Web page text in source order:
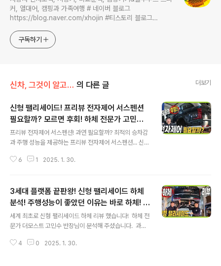
커, 열대어, 캠핑과 가족여행 # 네이버 블로그
https://blog.naver.com/xhojin #티스토리 블로그
https://www.youtube.com/c/연못구름 콜라보 문의는
xhojin@naver.com 으로 주시면 신속하게 답변 드리겠습니
구독하기
신차, 그것이 알고 싶다 의 다른 글 더보기
신형 팰리세이드! 프리뷰 전자제어 서스펜션
필요할까? 모르면 후회! 하체 전문가 고민수
반장 #자세제어 #에어서스펜션 #주파수감응
형
프리뷰 전자제어 서스펜션! 과연 필요할까? 최적의 승차감
과 주행 성능을 제공하는 프리뷰 전자제어 서스펜션... 신형
문의가 많습니다.고급차라면 선택하는 것을 채널에서는 추
bsp;"> 많은 분들이 에어 서스펜션과 비교를 하는데..
차이점도 영상으로 확인해 보세요! 특히 전자제어 서스펜
션은 4개 서스펜션을 독립적으로 제어할 수 있기 때문에..
코너링이나 롤링과 피칭을 줄일 수 있는 기능입니다. 프
다.&nbsp;&nbsp;"> 하체 전문가 더모트스 고민수
6 1 2025. 1. 30.
3세대 플랫폼 끝판왕! 신형 팰리세이드 하체
분석! 주행성능이 좋았던 이유는 바로 하체! #
palisade #대형SUV #더모스트
세계 최초로 신형 팰리세이드 하체 리뷰 했습니다! 하체 전
문가 더모스트 고민수 반장님이 분석해 주셨습니다. 과연
로 만나보세요!&nbsp;&nbsp;"> 기존과 비교해 보
4 0 2025. 1. 30.